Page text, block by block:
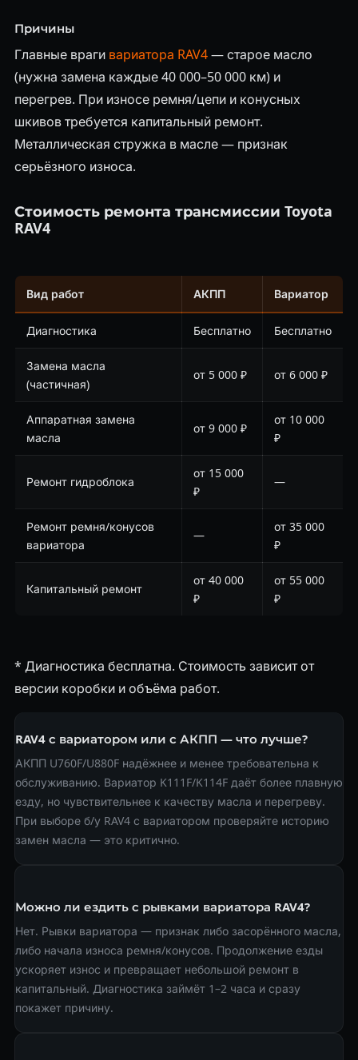
Причины
Главные враги вариатора RAV4— старое масло
(нужна замена каждые 40 000–50 000 км) и
перегрев. При износе ремня/цепи и конусных
шкивов требуется капитальный ремонт.
Металлическая стружка в масле — признак
серьёзного износа.
Стоимость ремонта трансмиссии Toyota
RAV4
Вид работ АКПП Вариатор
Диагностика Бесплатно Бесплатно
Замена масла
(частичная)
от 5 000 ₽ от 6 000 ₽
Аппаратная замена
масла
от 9 000 ₽
от 10 000
₽
Ремонт гидроблока
от 15 000
₽
—
Ремонт ремня/конусов
вариатора
—
от 35 000
₽
Капитальный ремонт
от 40 000
₽
от 55 000
₽
* Диагностика бесплатна. Стоимость зависит от
версии коробки и объёма работ.
RAV4 с вариатором или с АКПП — что лучше?
АКПП U760F/U880F надёжнее и менее требовательна к
обслуживанию. Вариатор K111F/K114F даёт более плавную
езду, но чувствительнее к качеству масла и перегреву.
При выборе б/у RAV4 с вариатором проверяйте историю
замен масла — это критично.
Можно ли ездить с рывками вариатора RAV4?
Нет. Рывки вариатора — признак либо засорённого масла,
либо начала износа ремня/конусов. Продолжение езды
ускоряет износ и превращает небольшой ремонт в
капитальный. Диагностика займёт 1–2 часа и сразу
покажет причину.